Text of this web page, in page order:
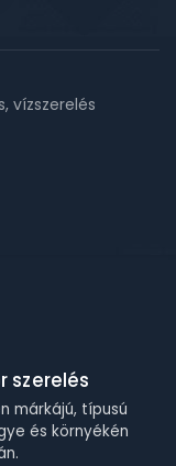
vízszerelés
szerelés
márkájú, típusú
és környékén